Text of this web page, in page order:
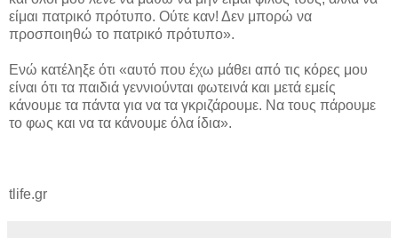
είμαι πατρικό πρότυπο. Ούτε καν! Δεν μπορώ να
προσποιηθώ το πατρικό πρότυπο».
Ενώ κατέληξε ότι «αυτό που έχω μάθει από τις κόρες μου
είναι ότι τα παιδιά γεννιούνται φωτεινά και μετά εμείς
κάνουμε τα πάντα για να τα γκριζάρουμε. Να τους πάρουμε
το φως και να τα κάνουμε όλα ίδια».
tlife.gr